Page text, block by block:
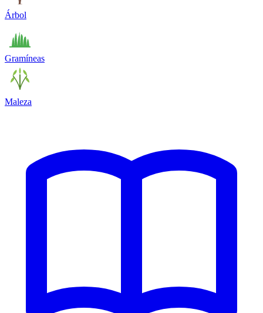
Árbol
Gramíneas
Maleza